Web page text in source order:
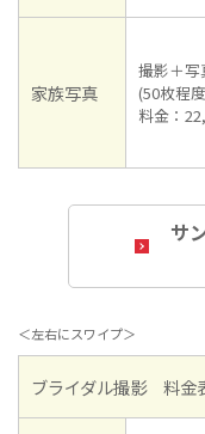
家族写真
撮影＋写
(50枚程
料金：
サ
＜左右にスワイプ＞
ブライダル撮影 料金